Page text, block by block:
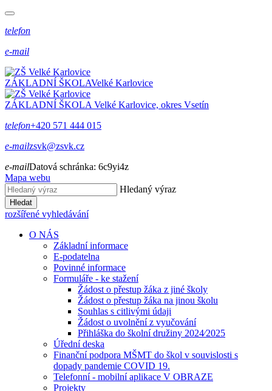
telefon
e-mail
ZÁKLADNÍ ŠKOLAVelké Karlovice
ZÁKLADNÍ ŠKOLA Velké Karlovice, okres Vsetín
telefon+420 571 444 015
e-mailzsvk@zsvk.cz
e-mailDatová schránka: 6c9yi4z
Mapa webu
Hledaný výraz
Hledat
rozšířené vyhledávání
O NÁS
Základní informace
E-podatelna
Povinné informace
Formuláře - ke stažení
Žádost o přestup žáka z jiné školy
Žádost o přestup žáka na jinou školu
Souhlas s citlivými údaji
Žádost o uvolnění z vyučování
Přihláška do školní družiny 2024⁄2025
Úřední deska
Finanční podpora MŠMT do škol v souvislosti s
dopady pandemie COVID 19.
Telefonní - mobilní aplikace V OBRAZE
Projekty